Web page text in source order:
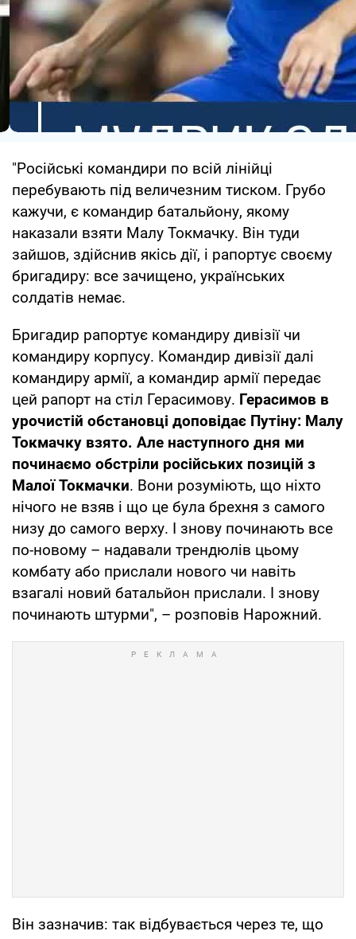
"Російські командири по всій лінійці
перебувають під величезним тиском. Грубо
кажучи, є командир батальйону, якому
наказали взяти Малу Токмачку. Він туди
зайшов, здійснив якісь дії, і рапортує своєму
бригадиру: все зачищено, українських
солдатів немає.
Бригадир рапортує командиру дивізії чи
командиру корпусу. Командир дивізії далі
командиру армії, а командир армії передає
цей рапорт на стіл Герасимову. Герасимов в
урочистій обстановці доповідає Путіну: Малу
Токмачку взято. Але наступного дня ми
починаємо обстріли російських позицій з
Малої Токмачки. Вони розуміють, що ніхто
нічого не взяв і що це була брехня з самого
низу до самого верху. І знову починають все
по-новому – надавали трендюлів цьому
комбату або прислали нового чи навіть
взагалі новий батальйон прислали. І знову
починають штурми", – розповів Нарожний.
Він зазначив: так відбувається через те, що